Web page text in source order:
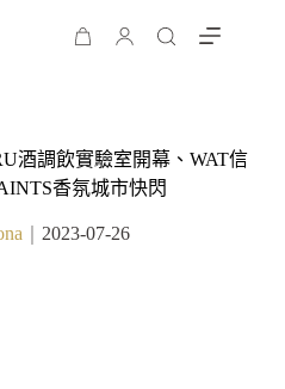
酒調飲實驗室開幕、WAT信
香氛城市快閃
2023-07-26